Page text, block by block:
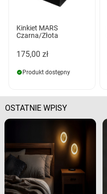
Kinkiet MARS
Czarna/Złota
175,00 zł
Produkt dostępny
OSTATNIE WPISY